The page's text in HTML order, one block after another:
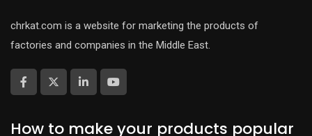
chrkat.com is a website for marketing the products of
factories and companies in the Middle East.
How to make your products popular